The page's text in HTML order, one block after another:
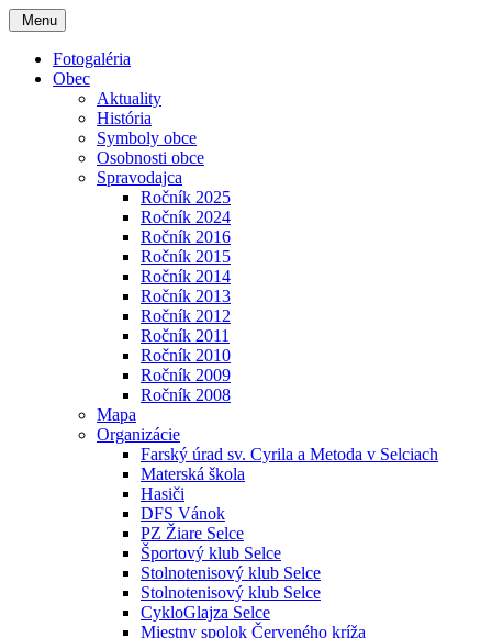
Menu
Fotogaléria
Obec
Aktuality
História
Symboly obce
Osobnosti obce
Spravodajca
Ročník 2025
Ročník 2024
Ročník 2016
Ročník 2015
Ročník 2014
Ročník 2013
Ročník 2012
Ročník 2011
Ročník 2010
Ročník 2009
Ročník 2008
Mapa
Organizácie
Farský úrad sv. Cyrila a Metoda v Selciach
Materská škola
Hasiči
DFS Vánok
PZ Žiare Selce
Športový klub Selce
Stolnotenisový klub Selce
Stolnotenisový klub Selce
CykloGlajza Selce
Miestny spolok Červeného kríža